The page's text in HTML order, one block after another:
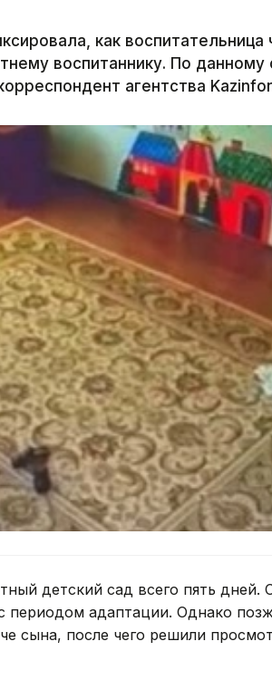
как воспитательница
воспитаннику. По данному
агентства
детский сад всего пять дней.
периодом адаптации. Однако
сына, после чего решили